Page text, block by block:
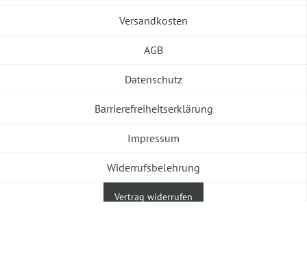
Versandkosten
AGB
Datenschutz
Barrierefreiheitserklärung
Impressum
Widerrufsbelehrung
Vertrag widerrufen